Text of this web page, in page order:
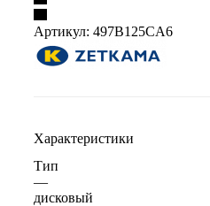
Артикул: 497B125CA6
Характеристики
Тип
—
дисковый